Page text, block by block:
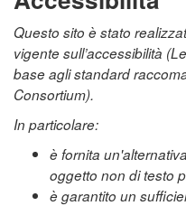
Questo sito è stato
vigente sull’accessibilità
base agli standard
Consortium).
In particolare:
è fornita
oggetto non di testo
è garantito un